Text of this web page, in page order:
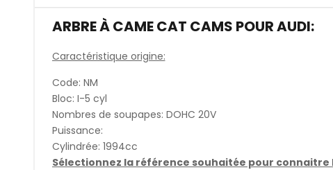
ARBRE À CAME CAT CAMS POUR AUDI:
Caractéristique origine:
Code: NM
Bloc: I-5 cyl
Nombres de soupapes: DOHC 20V
Puissance:
Cylindrée: 1994cc
Sélectionnez la référence souhaitée pour